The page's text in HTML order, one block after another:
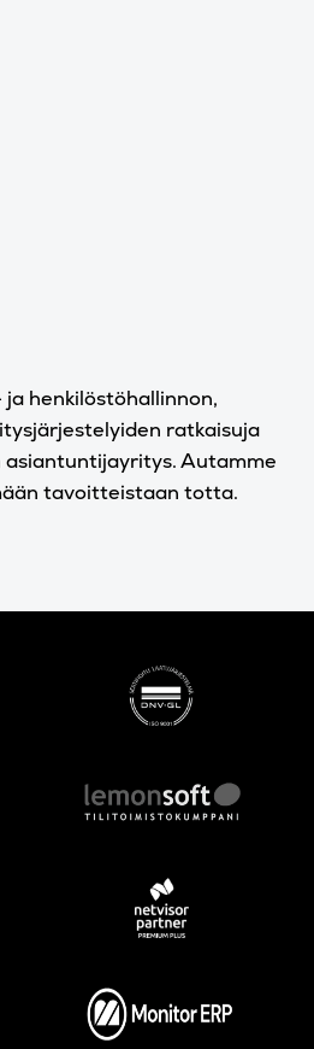
henkilöstöhallinnon,
ratkaisuja
Autamme
tavoitteistaan totta.